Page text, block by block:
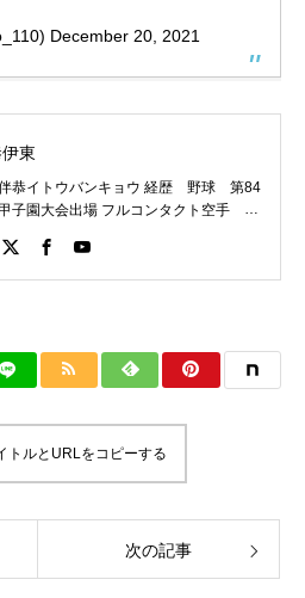
December 20, 2021
東
恭イトウバンキョウ 経歴 野球 第84
子園大会出場 フルコンタクト空手 日
イト級新人王 FOKウェルター級王者
ライト級日本王者 トレーニング依頼は
トルとURLをコピーする
次の記事